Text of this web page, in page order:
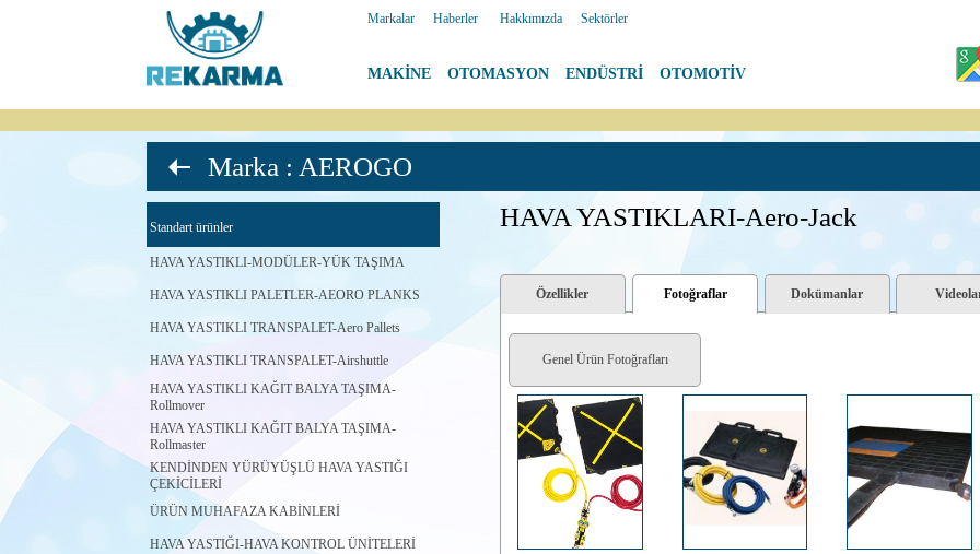
Markalar Haberler Hakkımızda Sektörler
MAKİNE OTOMASYON ENDÜSTRİ OTOMOTİV
Marka : AEROGO
Standart ürünler
HAVA YASTIKLI-MODÜLER-YÜK TAŞIMA
HAVA YASTIKLI PALETLER-AEORO PLANKS
HAVA YASTIKLI TRANSPALET-Aero Pallets
HAVA YASTIKLI TRANSPALET-Airshuttle
HAVA YASTIKLI KAĞIT BALYA TAŞIMA-
Rollmover
HAVA YASTIKLI KAĞIT BALYA TAŞIMA-
Rollmaster
KENDİNDEN YÜRÜYÜŞLÜ HAVA YASTIĞI
ÇEKİCİLERİ
ÜRÜN MUHAFAZA KABİNLERİ
HAVA YASTIĞI-HAVA KONTROL ÜNİTELERİ
HAVA YASTIKLARI-Aero-Jack
Özellikler Fotoğraflar Dokümanlar
Genel Ürün Fotoğrafları